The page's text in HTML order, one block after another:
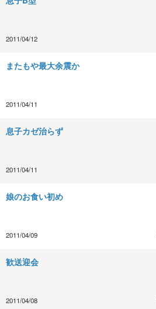
2011/04/12
またもや最大余震か
2011/04/11
息子カゼ治らず
2011/04/11
娘のお食い初め
2011/04/09
歓送迎会
2011/04/08